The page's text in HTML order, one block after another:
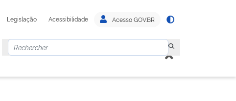
Legislação Acessibilidade Acesso GOV.BR